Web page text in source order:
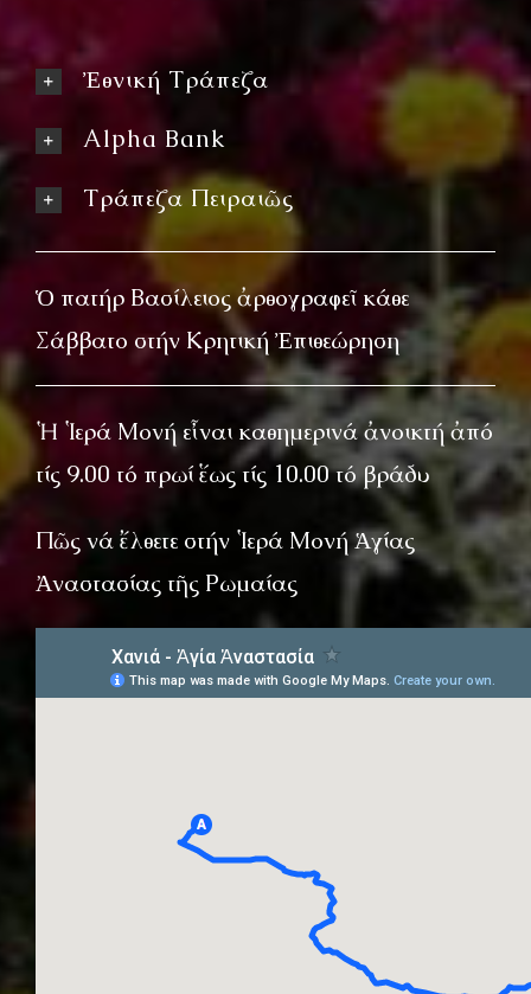
Ἐθνική Τράπεζα
Alpha Bank
Τράπεζα Πειραιῶς
Ὁ πατήρ Βασίλειος ἀρθογραφεῖ κάθε
Σάββατο στήν Κρητική Ἐπιθεώρηση
Ἡ Ἱερά Μονή εἶναι καθημερινά ἀνοικτή ἀπό
τίς 9.00 τό πρωί ἕως τίς 10.00 τό βράδυ
Πῶς νά ἔλθετε στήν Ἱερά Μονή Ἁγίας
Ἀναστασίας τῆς Ρωμαίας